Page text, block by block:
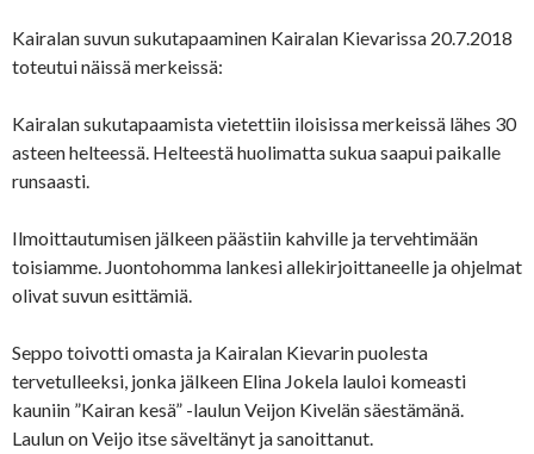
Kairalan suvun sukutapaaminen Kairalan Kievarissa 20.7.2018
toteutui näissä merkeissä:
Kairalan sukutapaamista vietettiin iloisissa merkeissä lähes 30
asteen helteessä. Helteestä huolimatta sukua saapui paikalle
runsaasti.
Ilmoittautumisen jälkeen päästiin kahville ja tervehtimään
toisiamme. Juontohomma lankesi allekirjoittaneelle ja ohjelmat
olivat suvun esittämiä.
Seppo toivotti omasta ja Kairalan Kievarin puolesta
tervetulleeksi, jonka jälkeen Elina Jokela lauloi komeasti
kauniin ”Kairan kesä” -laulun Veijon Kivelän säestämänä.
Laulun on Veijo itse säveltänyt ja sanoittanut.